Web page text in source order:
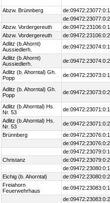
Abzw. Brünnberg
de:09472:23077:0:1
de:09472:23077:0:2
Abzw. Vordergereuth
de:09472:23106:0:1
Abzw. Vordergereuth
de:09472:23106:0:2
Adlitz (b.Ahornt)
Aussiedlerh.
de:09472:23074:0:1
Adlitz (b.Ahornt)
Aussiedlerh.
de:09472:23074:0:2
Adlitz (b. Ahorntal) Gh.
Popp
de:09472:23073:0:1
Adlitz (b. Ahorntal) Gh.
Popp
de:09472:23073:0:2
Adlitz (b.Ahorntal) Hs.
Nr. 53
de:09472:23071:0:1
Adlitz (b.Ahorntal) Hs.
Nr. 53
de:09472:23071:0:2
Brünnberg
de:09472:23076:0:1
de:09472:23076:0:2
de:09472:23079:0:1
Christanz
de:09472:23079:0:2
de:09472:23080:0:1
Eichig (b. Ahorntal)
de:09472:23080:0:2
Freiahorn
Feuerwehrhaus
de:09472:23083:0:1
de:09472:23083:0:2